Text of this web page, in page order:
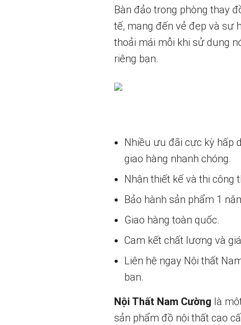
Bàn đảo trong phòng thay
tế, mang đến vẻ đẹp và sự
thoải mái mỗi khi sử dụng
riêng bạn.
Nhiều ưu đãi cực kỳ hấp
giao hàng nhanh chóng.
Nhận thiết kế và thi công
Bảo hành sản phẩm 1
Giao hàng toàn quốc.
Cam kết chất lượng và
Liên hệ ngay Nội thất
bạn.
Nội Thất Nam Cường là
sản phẩm đồ nội thất cao